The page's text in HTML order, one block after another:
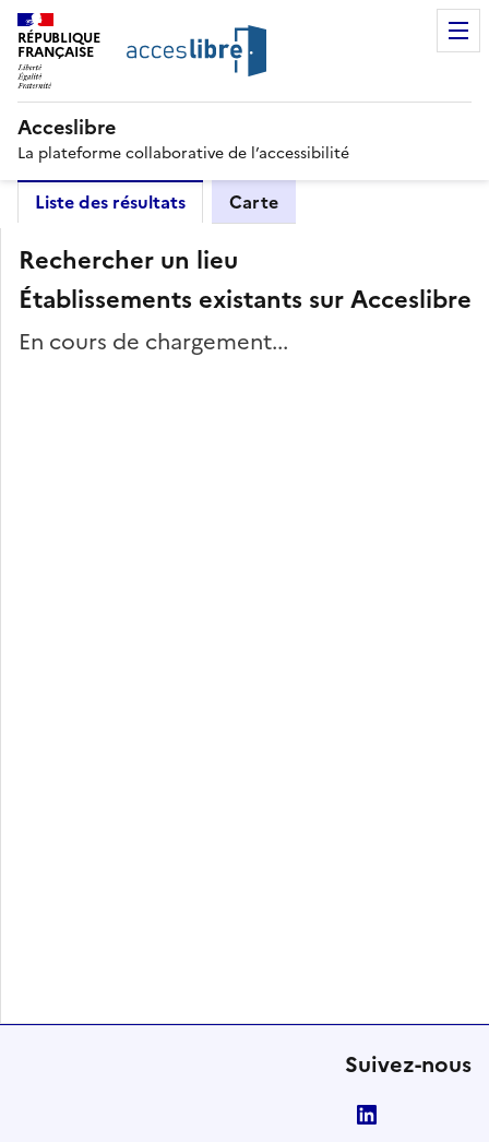
RÉPUBLIQUE
FRANÇAISE
Acceslibre
La plateforme collaborative de l’accessibilité
Liste des résultats Carte
Rechercher un lieu
Établissements existants sur Acceslibre
En cours de chargement...
Suivez-nous